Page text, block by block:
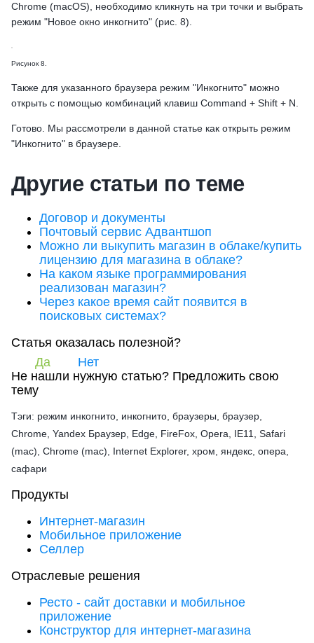
Chrome (macOS), необходимо кликнуть на три точки и выбрать
режим "Новое окно инкогнито" (рис. 8).
Рисунок 8.
Также для указанного браузера режим "Инкогнито" можно
открыть с помощью комбинаций клавиш Command + Shift + N.
Готово. Мы рассмотрели в данной статье как открыть режим
"Инкогнито" в браузере.
Другие статьи по теме
Договор и документы
Почтовый сервис Адвантшоп
Можно ли выкупить магазин в облаке/купить
лицензию для магазина в облаке?
На каком языке программирования
реализован магазин?
Через какое время сайт появится в
поисковых системах?
Статья оказалась полезной?
Да
Нет
Не нашли нужную статью? Предложить свою
тему
Тэги: режим инкогнито, инкогнито, браузеры, браузер,
Chrome, Yandex Браузер, Edge, FireFox, Opera, IE11, Safari
(mac), Chrome (mac), Internet Explorer, хром, яндекс, опера,
сафари
Продукты
Интернет-магазин
Мобильное приложение
Селлер
Отраслевые решения
Ресто - сайт доставки и мобильное
приложение
Конструктор для интернет-магазина